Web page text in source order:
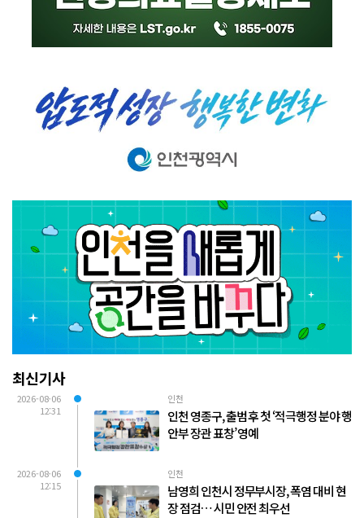
최신기사
2026-08-06
12:31
인천
인천 영종구, 출범 후 첫 ‘적극행정 분야 행
안부 장관 표창’ 영예
2026-08-06
12:15
인천
남영희 인천시 정무부시장, 폭염 대비 현
장 점검… 시민 안전 최우선